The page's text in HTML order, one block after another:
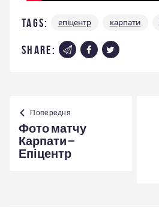
Tags: епіцентр карпати
share:
Навігація
записів
Попередня
Фото матчу
Карпати –
Епіцентр